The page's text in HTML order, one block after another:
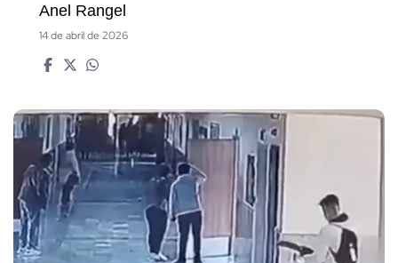
Anel Rangel
14 de abril de 2026